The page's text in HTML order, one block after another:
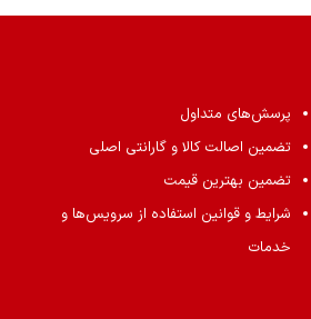
پرسش‌های متداول
تضمین اصالت کالا و گارانتی اصلی
تضمین بهترین قیمت
شرایط و قوانین استفاده از سرویس‌ها و
خدمات